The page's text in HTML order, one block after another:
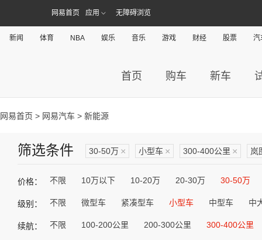
网易首页 应用 无障碍浏览
新闻 体育 NBA 娱乐 音乐 游戏 财经 股票 汽
首页 购车 新车
网易首页 > 网易汽车 > 新能源
筛选条件 30-50万 × 小型车 × 300-400公里 × 岚
价格： 不限 10万以下 10-20万 20-30万 30-50万
级别： 不限 微型车 紧凑型车 小型车 中型车 中
续航： 不限 100-200公里 200-300公里 300-400公里